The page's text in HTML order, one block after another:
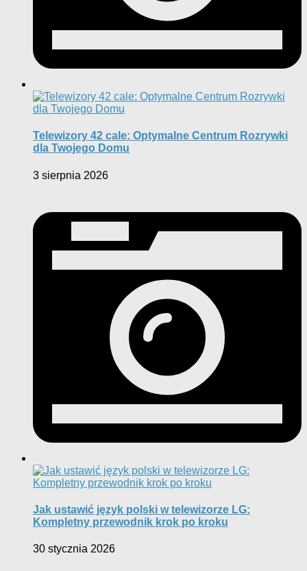
Telewizory 42 cale: Optymalne Centrum Rozrywki
dla Twojego Domu
3 sierpnia 2026
Jak ustawić język polski w telewizorze LG:
Kompletny przewodnik krok po kroku
30 stycznia 2026